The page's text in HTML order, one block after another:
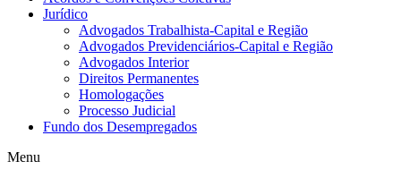
Jurídico
Advogados Trabalhista-Capital e Região
Advogados Previdenciários-Capital e Região
Advogados Interior
Direitos Permanentes
Homologações
Processo Judicial
Fundo dos Desempregados
Menu